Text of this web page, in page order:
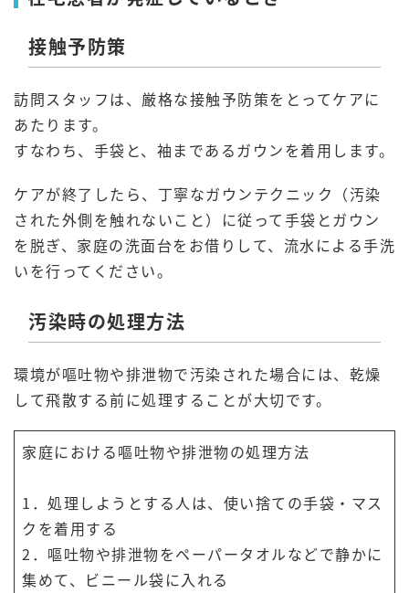
接触予防策
訪問スタッフは、厳格な接触予防策をとってケアに
あたります。
すなわち、手袋と、袖まであるガウンを着用します。
ケアが終了したら、丁寧なガウンテクニック（汚染
された外側を触れないこと）に従って手袋とガウン
を脱ぎ、家庭の洗面台をお借りして、流水による手洗
いを行ってください。
汚染時の処理方法
環境が嘔吐物や排泄物で汚染された場合には、乾燥
して飛散する前に処理することが大切です。
家庭における嘔吐物や排泄物の処理方法
1．処理しようとする人は、使い捨ての手袋・マス
クを着用する
2．嘔吐物や排泄物をペーパータオルなどで静かに
集めて、ビニール袋に入れる